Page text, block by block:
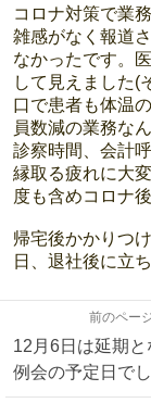
コロナ対策で業
雑感がなく報道
なかったです。
して見えました(
口で患者も体温
員数減の業務な
診察時間、会計
縁取る疲れに大
度も含めコロナ
帰宅後かかりつ
日、退社後に立
前のペー
12月6日は延期と
例会の予定日でし